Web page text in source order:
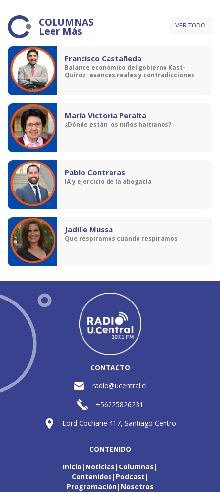
COLUMNAS
Leer Más VER TODO
Francisco Castañeda
Balance económico del gobierno Kast-
Quiroz: avances reales y contradicciones
María Victoria Peralta
¿Dónde están los niños haitianos?
Pablo Contreras
IA y ejercicio de la abogacía
Jadille Mussa
Que respiramos cuando respiramos
CONTACTO
radio@ucentral.cl
+56225826231
Lord Cochane 417, Santiago Centro
CONTENIDO
Inicio Noticias Columnas
Contenidos Podcast
Programación Nosotros